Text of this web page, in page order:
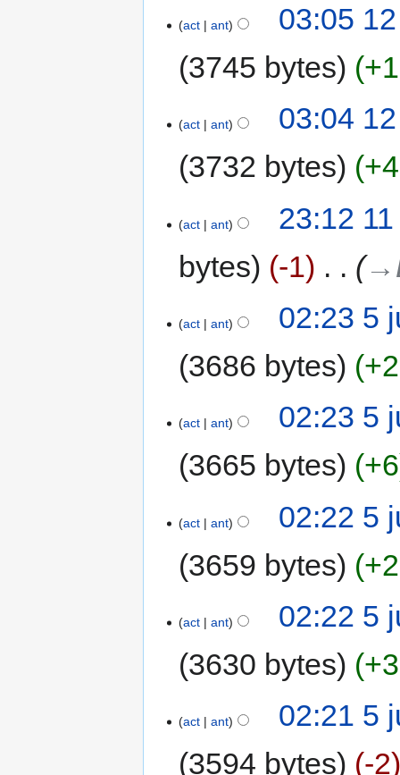
act ant
03:05
3745 bytes
act ant
03:04
3732 bytes
act ant
23:12
bytes
-1
act ant
02:23 5
3686 bytes
act ant
02:23 5
3665 bytes
+6
act ant
02:22 5
3659 bytes
act ant
02:22 5
3630 bytes
act ant
02:21 5
3594 bytes
-2